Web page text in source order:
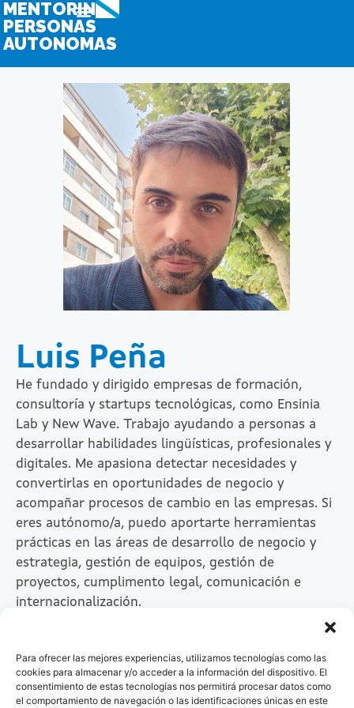
Para ofrecer las mejores experiencias, utilizamos tecnologías como las
cookies para almacenar y/o acceder a la información del dispositivo. El
consentimiento de estas tecnologías nos permitirá procesar datos como
el comportamiento de navegación o las identificaciones únicas en este
MENTORING
PERSONAS
AUTONOMAS
Luis Peña
He fundado y dirigido empresas de formación,
consultoría y startups tecnológicas, como Ensinia
Lab y New Wave. Trabajo ayudando a personas a
desarrollar habilidades lingüísticas, profesionales y
digitales. Me apasiona detectar necesidades y
convertirlas en oportunidades de negocio y
acompañar procesos de cambio en las empresas. Si
eres autónomo/a, puedo aportarte herramientas
prácticas en las áreas de desarrollo de negocio y
estrategia, gestión de equipos, gestión de
proyectos, cumplimento legal, comunicación e
internacionalización.